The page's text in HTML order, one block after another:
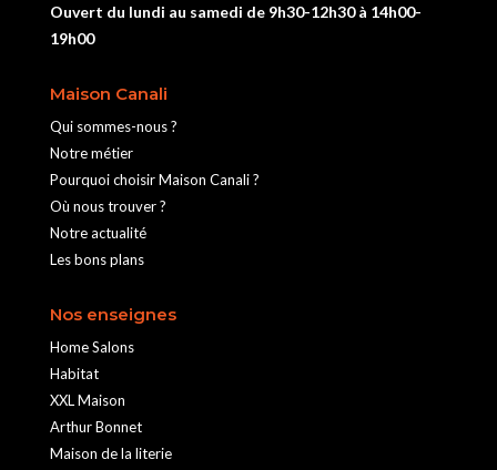
Ouvert du lundi au samedi de 9h30-12h30 à 14h00-
19h00
Maison Canali
Qui sommes-nous ?
Notre métier
Pourquoi choisir Maison Canali ?
Où nous trouver ?
Notre actualité
Les bons plans
Nos enseignes
Home Salons
Habitat
XXL Maison
Arthur Bonnet
Maison de la literie